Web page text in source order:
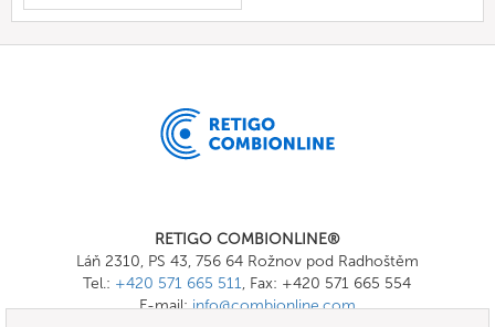
RETIGO COMBIONLINE®
Láň 2310, PS 43, 756 64 Rožnov pod Radhoštěm
Tel.: +420 571 665 511, Fax: +420 571 665 554
E-mail:info@combionline.com